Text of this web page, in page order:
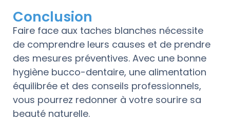
Conclusion
Faire face aux taches blanches nécessite
de comprendre leurs causes et de prendre
des mesures préventives. Avec une bonne
hygiène bucco-dentaire, une alimentation
équilibrée et des conseils professionnels,
vous pourrez redonner à votre sourire sa
beauté naturelle.